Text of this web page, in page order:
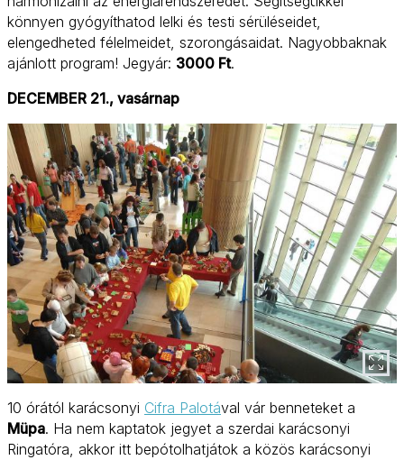
könnyen gyógyíthatod lelki és testi sérüléseidet,
elengedheted félelmeidet, szorongásaidat. Nagyobbaknak
ajánlott program! Jegyár: 3000 Ft.
DECEMBER 21., vasárnap
10 órától karácsonyi Cifra Palotával vár benneteket a
Müpa. Ha nem kaptatok jegyet a szerdai karácsonyi
Ringatóra, akkor itt bepótolhatjátok a közös karácsonyi